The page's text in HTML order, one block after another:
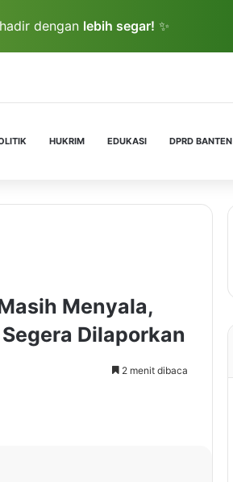
dengan lebih segar! ✨
HUKRIM EDUKASI DPRD BANTEN
Menyala,
Dilaporkan
2 menit dibaca